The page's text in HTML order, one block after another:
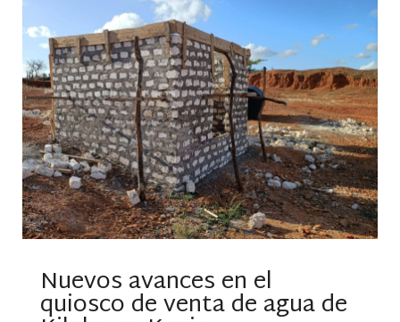
Nuevos avances en el
quiosco de venta de agua de